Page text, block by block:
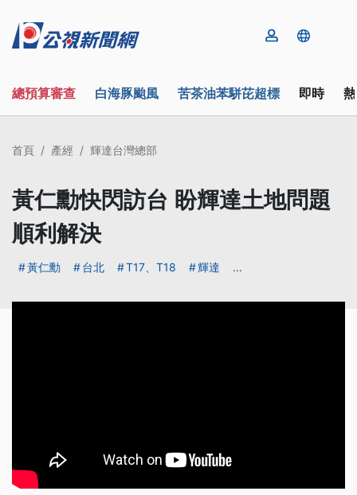
總預算審查 白海豚颱風 苦茶油苯駢芘超標 即時
首頁 產經 輝達台灣總部
黃仁勳快閃訪台 盼輝達土地問題
順利解決
黃仁勳 台北 T17、T18 輝達 ...